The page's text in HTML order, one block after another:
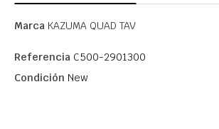
Marca KAZUMA QUAD TAV
Referencia C500-2901300
Condición New